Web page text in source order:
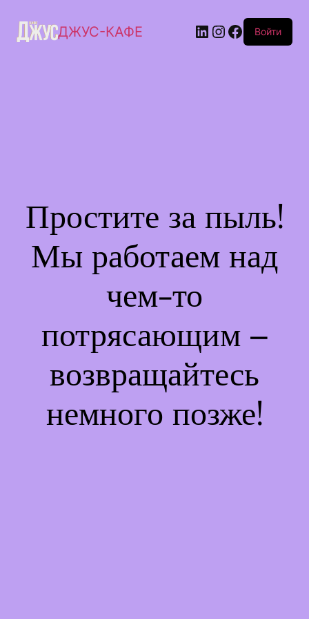
ДЖУС-КАФЕ Войти
Простите за пыль!
Мы работаем над
чем-то
потрясающим –
возвращайтесь
немного позже!